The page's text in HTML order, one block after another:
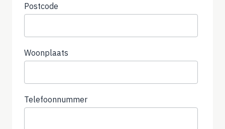
Postcode
Woonplaats
Telefoonnummer
required)